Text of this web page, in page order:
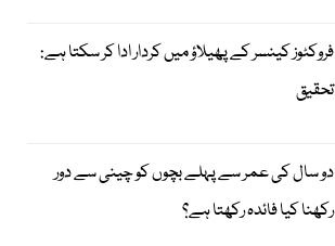
فروکٹوز کینسر کے پھیلاؤ میں کردار ادا کر سکتا ہے:
تحقیق
دو سال کی عمر سے پہلے بچوں کو چینی سے دور
رکھنا کیا فائدہ رکھتا ہے؟